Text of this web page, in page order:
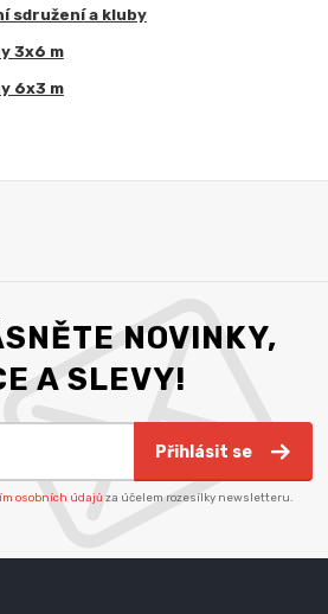
sdružení a kluby
3x6 m
6x3 m
NOVINKY,
A SLEVY!
Přihlásit se
osobních údajů za účelem rozesílky newsletteru.